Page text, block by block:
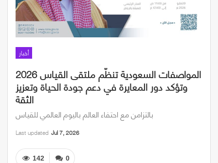
أخبار
المواصفات السعودية تنظّم ملتقى القياس 2026
وتؤكد دور المعايرة في دعم جودة الحياة وتعزيز
الثقة
بالتزامن مع احتفاء العالم باليوم العالمي للقياس
Last updated Jul 7, 2026
0
142